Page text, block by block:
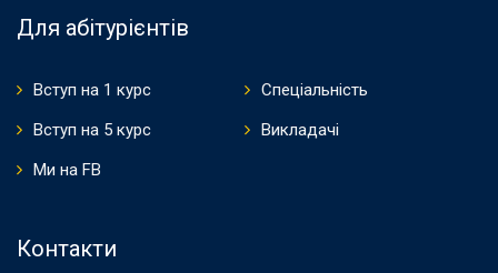
Для абітурієнтів
Вступ на 1 курс
Спеціальність
Вступ на 5 курс
Викладачі
Ми на FB
Контакти